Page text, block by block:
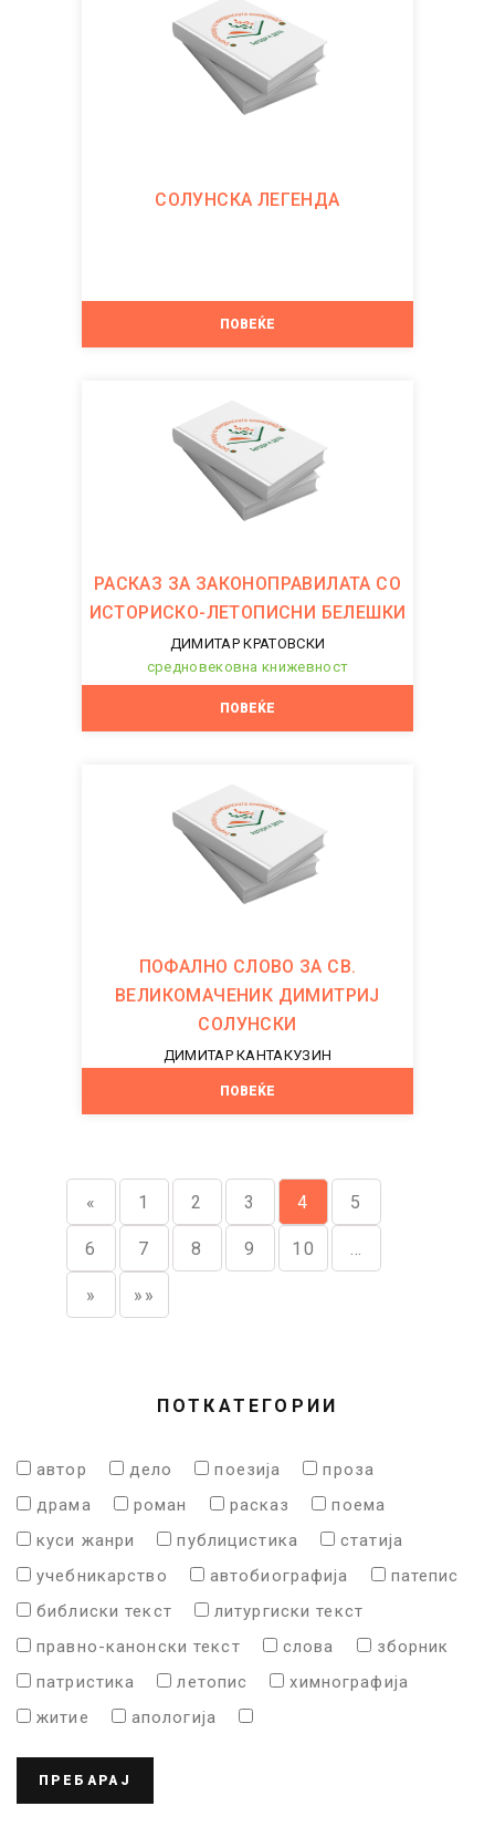
СОЛУНСКА ЛЕГЕНДА
ПОВЕЌЕ
РАСКАЗ ЗА ЗАКОНОПРАВИЛАТА СО
ИСТОРИСКО-ЛЕТОПИСНИ БЕЛЕШКИ
ДИМИТАР КРАТОВСКИ
средновековна книжевност
ПОВЕЌЕ
ПОФАЛНО СЛОВО ЗА СВ.
ВЕЛИКОМАЧЕНИК ДИМИТРИЈ
СОЛУНСКИ
ДИМИТАР КАНТАКУЗИН
средновековна книжевност
ПОВЕЌЕ
« 1 2 3 4 5
6 7 8 9 10 …
» »»
ПОТКАТЕГОРИИ
автор дело поезија
проза
драма
роман расказ
поема
куси жанри
публицистика
статија
учебникарство
автобиографија
патепис
библиски текст
литургиски текст
правно-канонски текст
слова
зборник
патристика
летопис
химнографија
житие
апологија
ПРЕБАРАЈ